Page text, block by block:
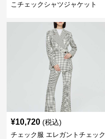
こチェックシャツジャケット
¥10,720 (税込)
チェック服 エレガントチェック